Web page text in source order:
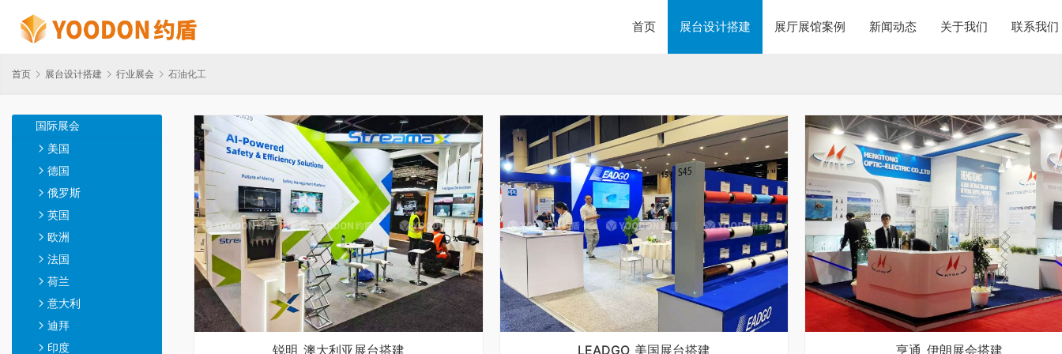
首页 展台设计搭建 展厅展馆案例 新闻动态 关于我们 联系我们
首页 展台设计搭建 行业展会 石油化工
国际展会
美国
德国
俄罗斯
英国
欧洲
法国
荷兰
意大利
迪拜
印度
锐明_澳大利亚展台搭建 LEADGO_美国展台搭建 亨通_伊朗展会搭建